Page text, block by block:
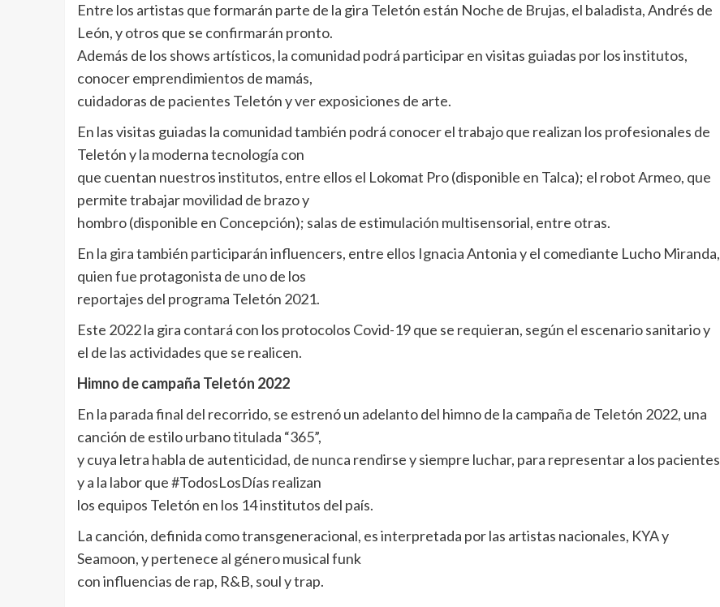
Entre los artistas que formarán parte de la gira Teletón están Noche de Brujas, el baladista, Andrés de
León, y otros que se confirmarán pronto.
Además de los shows artísticos, la comunidad podrá participar en visitas guiadas por los institutos,
conocer emprendimientos de mamás,
cuidadoras de pacientes Teletón y ver exposiciones de arte.
En las visitas guiadas la comunidad también podrá conocer el trabajo que realizan los profesionales de
Teletón y la moderna tecnología con
que cuentan nuestros institutos, entre ellos el Lokomat Pro (disponible en Talca); el robot Armeo, que
permite trabajar movilidad de brazo y
hombro (disponible en Concepción); salas de estimulación multisensorial, entre otras.
En la gira también participarán influencers, entre ellos Ignacia Antonia y el comediante Lucho Miranda,
quien fue protagonista de uno de los
reportajes del programa Teletón 2021.
Este 2022 la gira contará con los protocolos Covid-19 que se requieran, según el escenario sanitario y
el de las actividades que se realicen.
Himno de campaña Teletón 2022
En la parada final del recorrido, se estrenó un adelanto del himno de la campaña de Teletón 2022, una
canción de estilo urbano titulada “365”,
y cuya letra habla de autenticidad, de nunca rendirse y siempre luchar, para representar a los pacientes
y a la labor que #TodosLosDías realizan
los equipos Teletón en los 14 institutos del país.
La canción, definida como transgeneracional, es interpretada por las artistas nacionales, KYA y
Seamoon, y pertenece al género musical funk
con influencias de rap, R&B, soul y trap.